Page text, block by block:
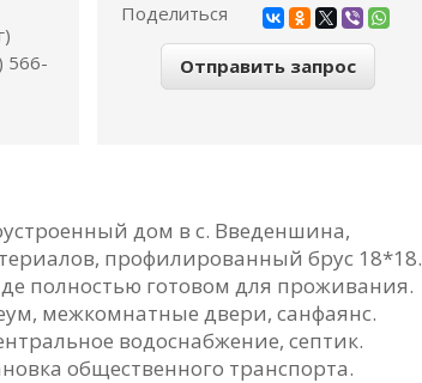
566-
Поделиться
дом в с. Введеншина,
профилированный брус 18*18.
полностью готовом для проживания.
межкомнатные двери, санфаянс.
водоснабжение, септик.
общественного транспорта.